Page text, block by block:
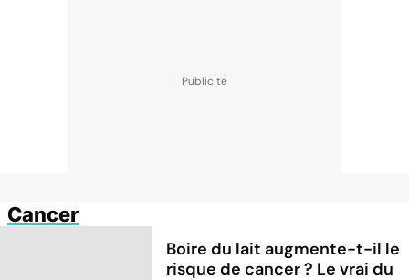
Cancer
Boire du lait augmente-t-il le
risque de cancer ? Le vrai du